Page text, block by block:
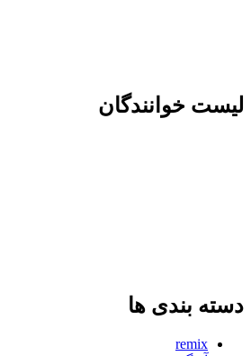
لیست خوانندگان
دسته بندی ها
remix